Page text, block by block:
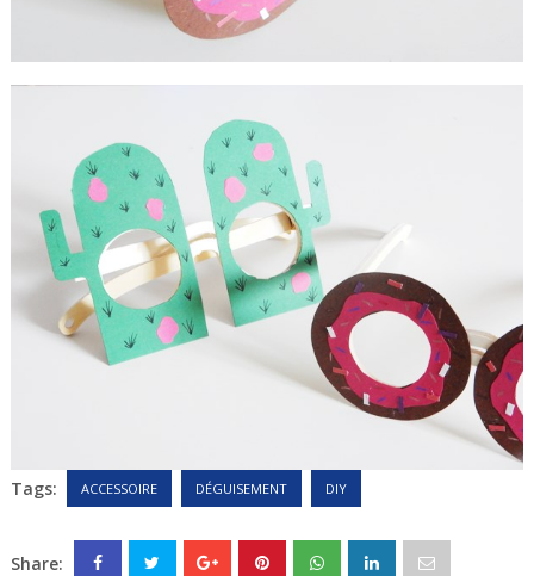
Tags: ACCESSOIRE DÉGUISEMENT DIY
Share: